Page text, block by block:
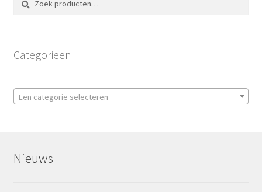
naar:
Categorieën
Een categorie selecteren
Nieuws